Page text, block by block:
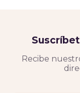
Recibe